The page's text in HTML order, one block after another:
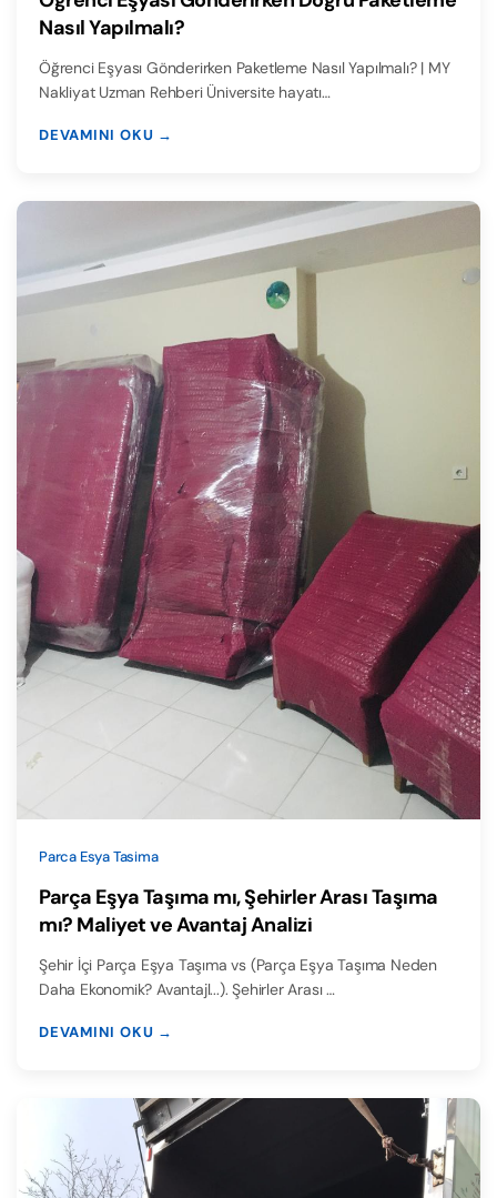
Nasıl Yapılmalı?
Öğrenci Eşyası Gönderirken Paketleme Nasıl Yapılmalı? | MY
Nakliyat Uzman Rehberi Üniversite hayatı…
DEVAMINI OKU →
Parca Esya Tasima
Parça Eşya Taşıma mı, Şehirler Arası Taşıma
mı? Maliyet ve Avantaj Analizi
Şehir İçi Parça Eşya Taşıma vs (Parça Eşya Taşıma Neden
Daha Ekonomik? Avantajl...). Şehirler Arası …
DEVAMINI OKU →